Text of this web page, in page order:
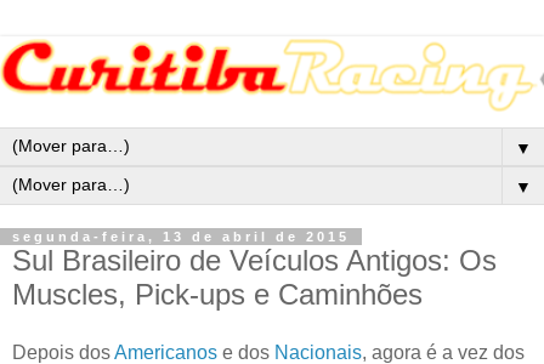
▼
▼
segunda-feira, 13 de abril de 2015
Sul Brasileiro de Veículos Antigos: Os
Muscles, Pick-ups e Caminhões
Depois dosAmericanos e dos Nacionais, agora é a vez dos